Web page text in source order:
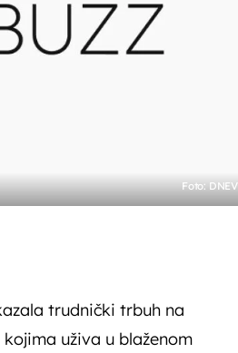
Foto:
trudnički trbuh na
uživa u blaženom